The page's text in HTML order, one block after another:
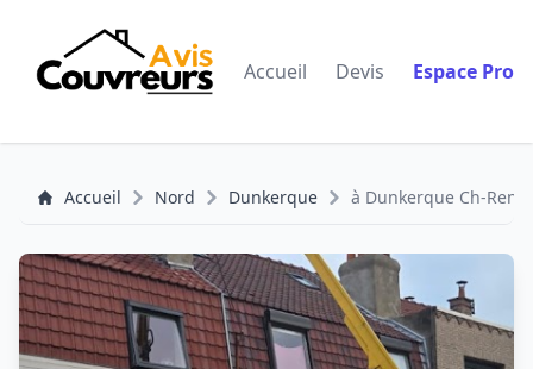
Accueil Devis Espace Pro
Accueil Nord Dunkerque à Dunkerque Ch-